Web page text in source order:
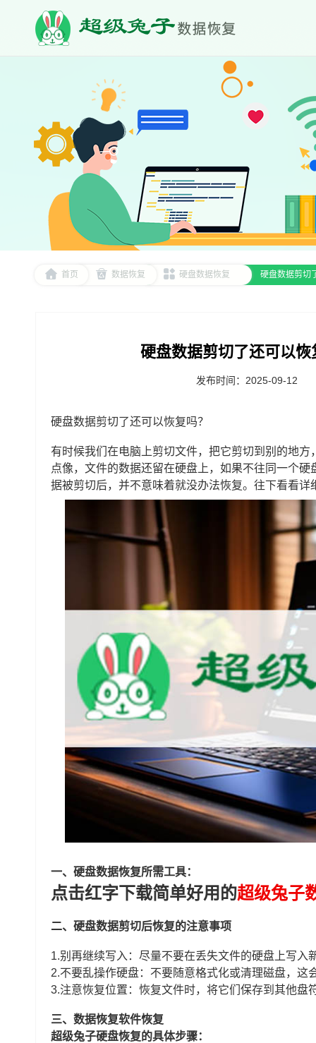
首页 数据恢复 硬盘数据恢复 硬盘数据剪切
硬盘数据剪切了还可以
发布时间：2025-09-12
硬盘数据剪切了还可以恢复吗？
有时候我们在电脑上剪切文件，把它剪切到别的地
点像，文件的数据还留在硬盘上，如果不往同一个
据被剪切后，并不意味着就没办法恢复。往下看看详
一、硬盘数据恢复所需工具：
点击红字下载简单好用的超级兔子
二、硬盘数据剪切后恢复的注意事项
1.别再继续写入：尽量不要在丢失文件的硬盘上写入
2.不要乱操作硬盘：不要随意格式化或清理磁盘，这
3.注意恢复位置：恢复文件时，将它们保存到其他盘
三、数据恢复软件恢复
超级兔子硬盘恢复的具体步骤：